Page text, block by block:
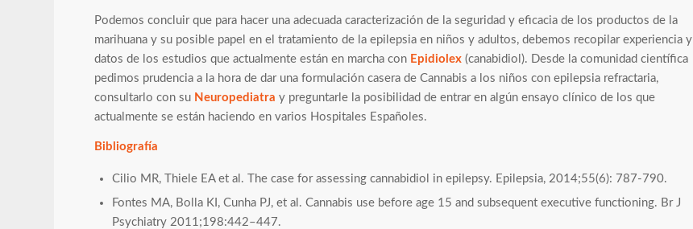
Podemos concluir que para hacer una adecuada caracterización de la seguridad y eficacia de los productos de la
marihuana y su posible papel en el tratamiento de la epilepsia en niños y adultos, debemos recopilar experiencia y
datos de los estudios que actualmente están en marcha con Epidiolex (canabidiol). Desde la comunidad científica
pedimos prudencia a la hora de dar una formulación casera de Cannabis a los niños con epilepsia refractaria,
consultarlo con su Neuropediatra y preguntarle la posibilidad de entrar en algún ensayo clínico de los que
actualmente se están haciendo en varios Hospitales Españoles.
Bibliografía
Cilio MR, Thiele EA et al. The case for assessing cannabidiol in epilepsy. Epilepsia, 2014;55(6): 787-790.
Fontes MA, Bolla KI, Cunha PJ, et al. Cannabis use before age 15 and subsequent executive functioning. Br J
Psychiatry 2011;198:442–447.